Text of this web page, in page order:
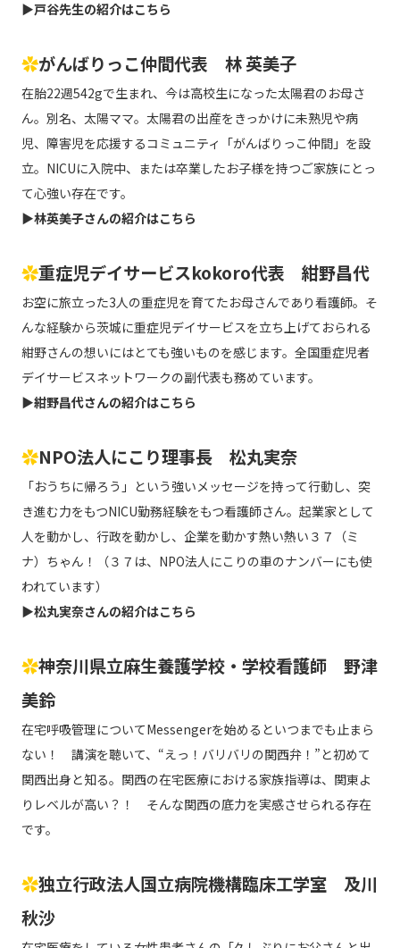
▶戸谷先生の紹介はこちら
✿がんばりっこ仲間代表 林 英美子
在胎22週542gで生まれ、今は高校生になった太陽君のお母さ
ん。別名、太陽ママ。太陽君の出産をきっかけに未熟児や病
児、障害児を応援するコミュニティ「がんばりっこ仲間」を設
立。NICUに入院中、または卒業したお子様を持つご家族にとっ
て心強い存在です。
▶林英美子さんの紹介はこちら
✿重症児デイサービスkokoro代表 紺野昌代
お空に旅立った3人の重症児を育てたお母さんであり看護師。そ
んな経験から茨城に重症児デイサービスを立ち上げておられる
紺野さんの想いにはとても強いものを感じます。全国重症児者
デイサービスネットワークの副代表も務めています。
▶紺野昌代さんの紹介はこちら
✿NPO法人にこり理事長 松丸実奈
「おうちに帰ろう」という強いメッセージを持って行動し、突
き進む力をもつNICU勤務経験をもつ看護師さん。起業家として
人を動かし、行政を動かし、企業を動かす熱い熱い３７（ミ
ナ）ちゃん！（３７は、NPO法人にこりの車のナンバーにも使
われています）
▶松丸実奈さんの紹介はこちら
✿神奈川県立麻生養護学校・学校看護師 野津
美鈴
在宅呼吸管理についてMessengerを始めるといつまでも止まら
ない！ 講演を聴いて、“えっ！バリバリの関西弁！”と初めて
関西出身と知る。関西の在宅医療における家族指導は、関東よ
りレベルが高い？！ そんな関西の底力を実感させられる存在
です。
✿独立行政法人国立病院機構臨床工学室 及川
秋沙